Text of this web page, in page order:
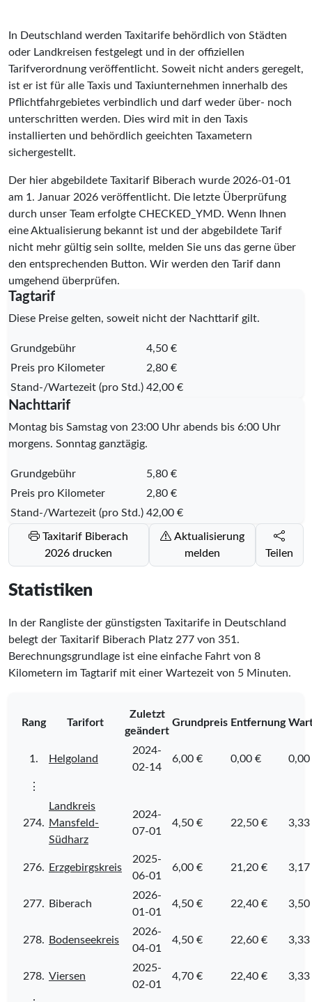
In Deutschland werden Taxitarife behördlich von Städten
oder Landkreisen festgelegt und in der offiziellen
Tarifverordnung veröffentlicht. Soweit nicht anders geregelt,
ist er ist für alle Taxis und Taxiunternehmen innerhalb des
Pflichtfahrgebietes verbindlich und darf weder über- noch
unterschritten werden. Dies wird mit in den Taxis
installierten und behördlich geeichten Taxametern
sichergestellt.
Der hier abgebildete Taxitarif Biberach wurde 2026-01-01
am 1. Januar 2026 veröffentlicht. Die letzte Überprüfung
durch unser Team erfolgte CHECKED_YMD. Wenn Ihnen
eine Aktualisierung bekannt ist und der abgebildete Tarif
nicht mehr gültig sein sollte, melden Sie uns das gerne über
den entsprechenden Button. Wir werden den Tarif dann
umgehend überprüfen.
Tagtarif
Diese Preise gelten, soweit nicht der Nachttarif gilt.
Grundgebühr
4,50 €
Preis pro Kilometer
2,80 €
Stand-/Wartezeit (pro Std.) 42,00 €
Nachttarif
Montag bis Samstag von 23:00 Uhr abends bis 6:00 Uhr
morgens. Sonntag ganztägig.
Grundgebühr
5,80 €
Preis pro Kilometer
2,80 €
Stand-/Wartezeit (pro Std.) 42,00 €
Taxitarif Biberach
2026 drucken
Aktualisierung
melden
Teilen
Statistiken
In der Rangliste der günstigsten Taxitarife in Deutschland
belegt der Taxitarif Biberach Platz 277 von 351 .
Berechnungsgrundlage ist eine einfache Fahrt von 8
Kilometern im Tagtarif mit einer Wartezeit von 5 Minuten.
Rang Tarifort
Zuletzt
geändert
Grundpreis Entfernung
1. Helgoland
2024-
02-14
6,00 € 0,00 € 0,00
⋮
274.
Landkreis
Mansfeld-
Südharz
2024-
07-01
4,50 € 22,50 € 3,33
276. Erzgebirgskreis
2025-
06-01
6,00 € 21,20 € 3,17
277. Biberach
2026-
01-01
4,50 € 22,40 € 3,50
278. Bodenseekreis
2026-
04-01
4,50 € 22,60 € 3,33
278. Viersen
2025-
02-01
4,70 € 22,40 € 3,33